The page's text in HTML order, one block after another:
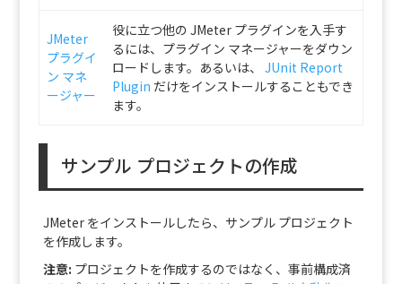
JMeter
プラグイ
ン マネ
ージャー
役に立つ他の JMeter プラグインを入手す
るには、プラグイン マネージャーをダウン
ロードします。あるいは、
JUnit Report
Plugin だけをインストールすることもでき
ます。
サンプル プロジェクトの作成
JMeter をインストールしたら、サンプル プロジェクト
を作成します。
注意: プロジェクトを作成するのではなく、事前構成済